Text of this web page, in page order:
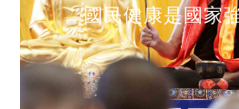
國民健康是國家